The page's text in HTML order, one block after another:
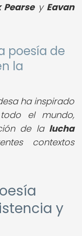
Pearsey Eavan
poesía de
la
ha inspirado
el mundo,
de la lucha
contextos
y